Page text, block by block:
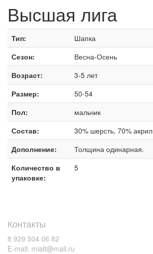
Высшая лига
Тип:
Шапка
Сезон:
Весна-Осень
Возраст:
3-5 лет
Размер:
50-54
Пол:
мальчик
Состав:
30% шерсть, 70% акрил
Дополнение:
Толщина одинарная.
Количество в
упаковке:
5
Контакты
8 929 504 06 82
E-mail: mialt@mail.ru